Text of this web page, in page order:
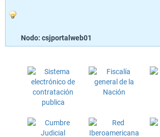
Nodo: csjportalweb01